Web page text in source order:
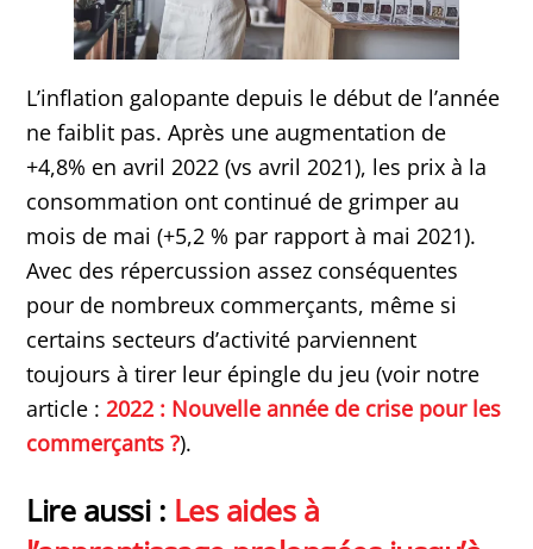
L’inflation galopante depuis le début de l’année
ne faiblit pas. Après une augmentation de
+4,8% en avril 2022 (vs avril 2021), les prix à la
consommation ont continué de grimper au
mois de mai (+5,2 % par rapport à mai 2021).
Avec des répercussion assez conséquentes
pour de nombreux commerçants, même si
certains secteurs d’activité parviennent
toujours à tirer leur épingle du jeu (voir notre
article :2022 : Nouvelle année de crise pour les
commerçants ?).
Lire aussi : Les aides à